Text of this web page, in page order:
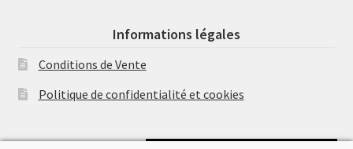
Informations légales
Conditions de Vente
Politique de confidentialité et cookies